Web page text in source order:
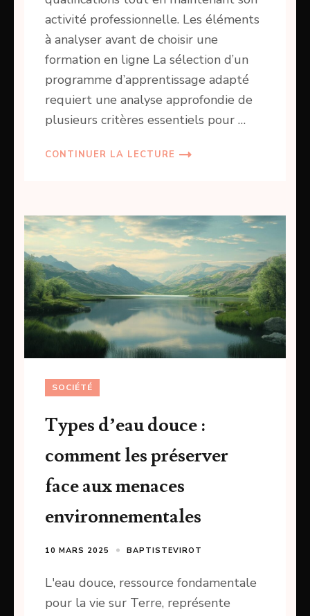
activité professionnelle. Les éléments
à analyser avant de choisir une
formation en ligne La sélection d’un
programme d’apprentissage adapté
requiert une analyse approfondie de
plusieurs critères essentiels pour …
CONTINUER LA LECTURE
SOCIÉTÉ
Types d’eau douce :
comment les préserver
face aux menaces
environnementales
10 MARS 2025 BAPTISTEVIROT
L'eau douce, ressource fondamentale
pour la vie sur Terre, représente